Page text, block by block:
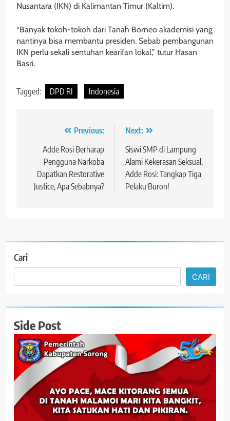
Nusantara (IKN) di Kalimantan Timur (Kaltim).
“Banyak tokoh-tokoh dari Tanah Borneo akademisi yang
nantinya bisa membantu presiden. Sebab pembangunan
IKN perlu sekali sentuhan kearifan lokal,” tutur Hasan
Basri.
Tagged: DPD RI Indonesia
Navigasi
pos
Previous:
Adde Rosi Berharap
Pengguna Narkoba
Dapatkan Restorative
Justice, Apa Sebabnya?
Next:
Siswi SMP di Lampung
Alami Kekerasan Seksual,
Adde Rosi: Tangkap Tiga
Pelaku Buron!
Cari
CARI
Side Post